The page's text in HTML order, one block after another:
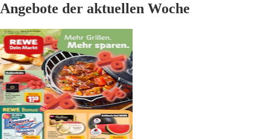
Angebote der aktuellen Woche